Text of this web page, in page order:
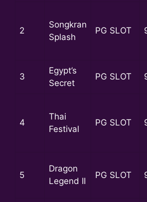
2
Songkran
Splash
PG SLOT
3
Egypt’s
Secret
PG SLOT
4
Thai
Festival
PG SLOT
5
Dragon
Legend II
PG SLOT